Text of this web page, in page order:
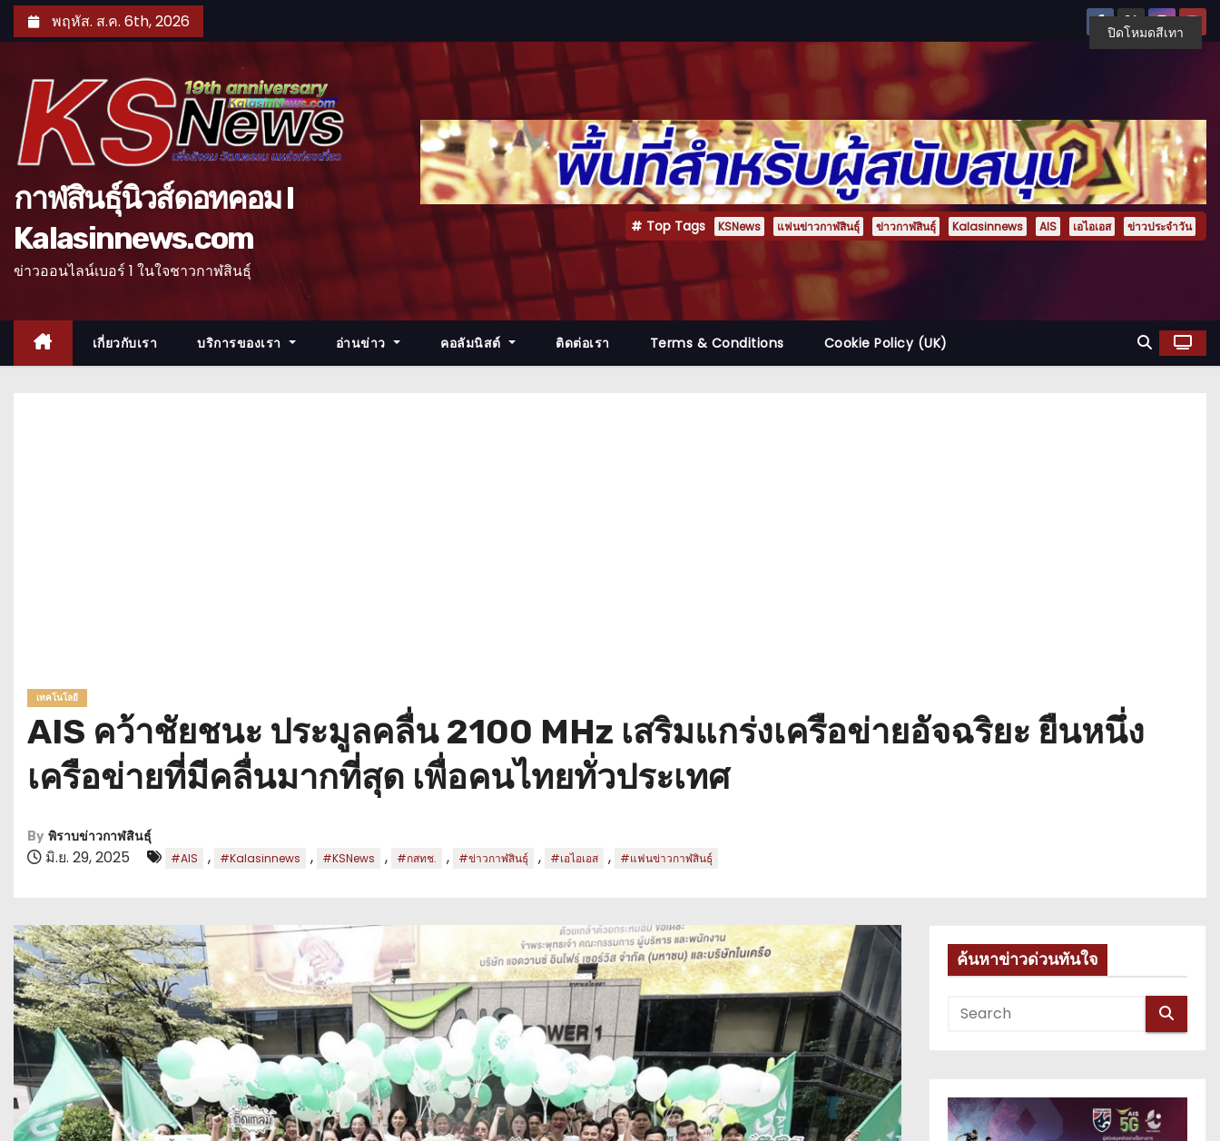
k
t
พฤหัส. ส.ค. 6th, 2026
กาฬสินธุ์นิวส์ดอทคอม l
Kalasinnews.com
ข่าวออนไลน์เบอร์ 1 ในใจชาวกาฬสินธุ์
Top Tags KSNews แฟนข่าวกาฬสินธุ์ ข่าวกาฬสินธุ์ Kalasinnews AIS เอไอเอส ข่าวประจำวัน
เกี่ยวกับเรา บริการของเรา อ่านข่าว คอลัมนิสต์ ติดต่อเรา Terms & Conditions Cookie Policy (UK)
เทคโนโลยี
AIS คว้าชัยชนะ ประมูลคลื่น 2100 MHz เสริมแกร่งเครือข่ายอัจฉริยะ ยืนหนึ่ง
เครือข่ายที่มีคลื่นมากที่สุด เพื่อคนไทยทั่วประเทศ
By พิราบข่าวกาฬสินธุ์
มิ.ย. 29, 2025 #AIS , #Kalasinnews , #KSNews , #กสทช. , #ข่าวกาฬสินธุ์ , #เอไอเอส , #แฟนข่าวกาฬสินธุ์
ค้นหาข่าวด่วนทันใจ
ปิดโหมดสีเทา